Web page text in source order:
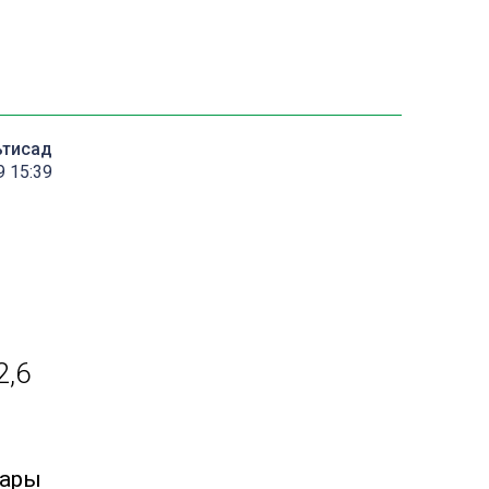
15:39